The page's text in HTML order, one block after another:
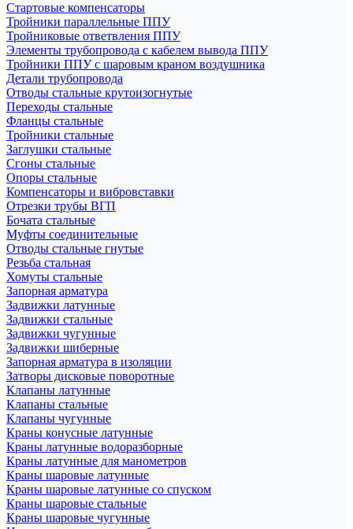
Стартовые компенсаторы
Тройники параллельные ППУ
Тройниковые ответвления ППУ
Элементы трубопровода с кабелем вывода ППУ
Тройники ППУ с шаровым краном воздушника
Детали трубопровода
Отводы стальные крутоизогнутые
Переходы стальные
Фланцы стальные
Тройники стальные
Заглушки стальные
Сгоны стальные
Опоры стальные
Компенсаторы и вибровставки
Отрезки трубы ВГП
Бочата стальные
Муфты соединительные
Отводы стальные гнутые
Резьба стальная
Хомуты стальные
Запорная арматура
Задвижки латунные
Задвижки стальные
Задвижки чугунные
Задвижки шиберные
Запорная арматура в изоляции
Затворы дисковые поворотные
Клапаны латунные
Клапаны стальные
Клапаны чугунные
Краны конусные латунные
Краны латунные водоразборные
Краны латунные для манометров
Краны шаровые латунные
Краны шаровые латунные со спуском
Краны шаровые стальные
Краны шаровые чугунные